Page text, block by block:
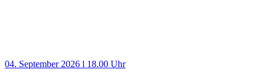
04. September 2026 l 18.00 Uhr